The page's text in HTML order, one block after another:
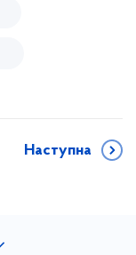
Наступна